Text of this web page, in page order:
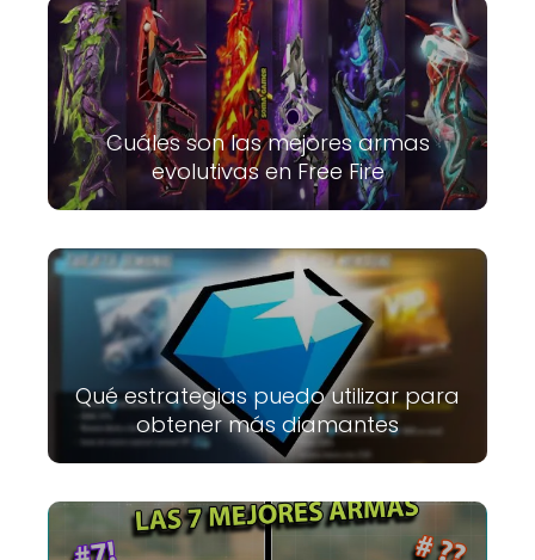
Cuáles son las mejores armas
evolutivas en Free Fire
Qué estrategias puedo utilizar para
obtener más diamantes